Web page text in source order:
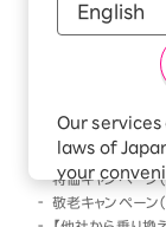
Our
laws of
your
The
本キャンペー
以下のキャン
キャンペーン
Rakutenオリジナ
「Rakuten最強プ
特価キャンペーン
敬老キャンペーン